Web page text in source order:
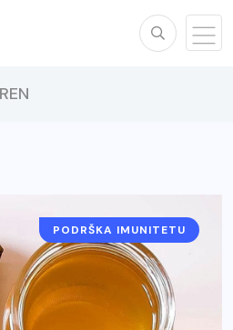
REN
PODRŠKA IMUNITETU